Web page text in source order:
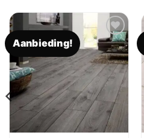
Aanbieding!
Toevoegen
aan
verlanglijst